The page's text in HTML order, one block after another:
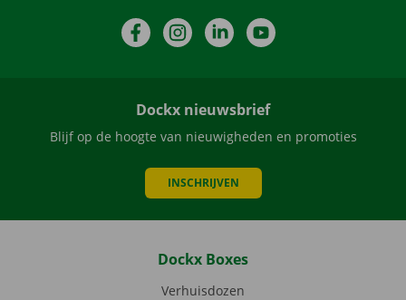
FacebookInstagramLinkedIn
Dockx nieuwsbrief
Blijf op de hoogte van nieuwigheden en promoties
INSCHRIJVEN
Dockx Boxes
Verhuisdozen